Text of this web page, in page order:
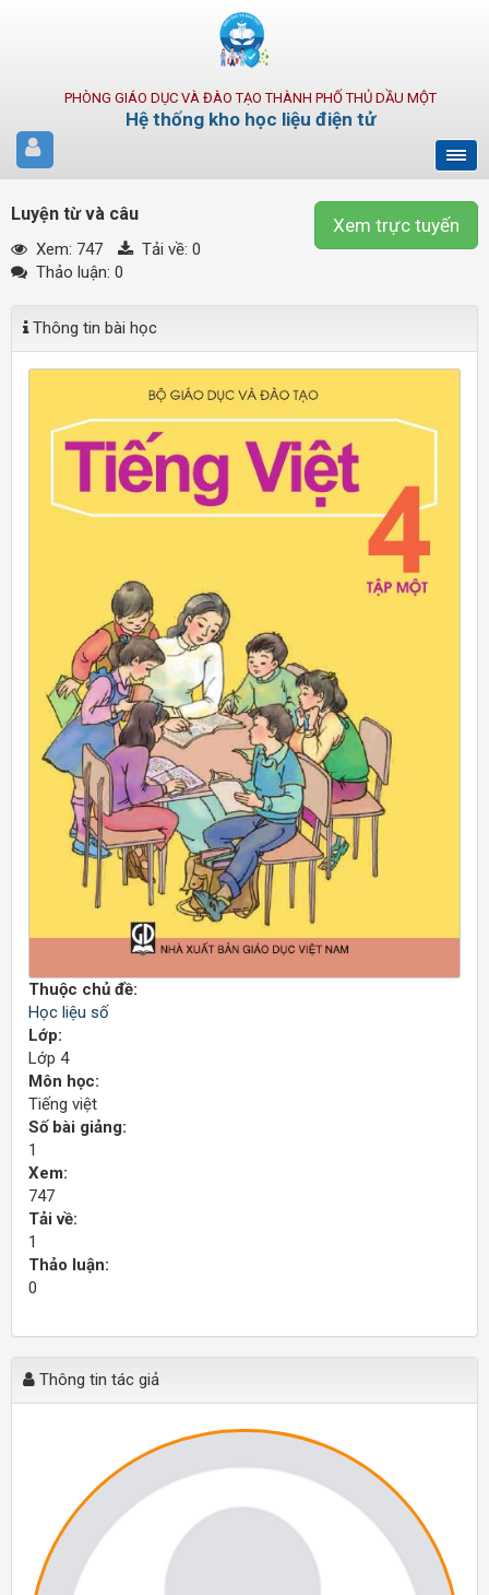
PHÒNG GIÁO DỤC VÀ ĐÀO TẠO THÀNH PHỐ THỦ DẦU MỘT
Hệ thống kho học liệu điện tử
Xem trực tuyến
Luyện từ và câu
Xem: 747 Tải về: 0
Thảo luận: 0
Thông tin bài học
Thuộc chủ đề:
Học liệu số
Lớp:
Lớp 4
Môn học:
Tiếng việt
Số bài giảng:
1
Xem:
747
Tải về:
1
Thảo luận:
0
Thông tin tác giả